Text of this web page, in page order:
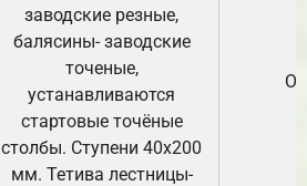
заводские резные,
балясины- заводские
точеные,
устанавливаются
стартовые точёные
столбы. Ступени 40х200
мм. Тетива лестницы-